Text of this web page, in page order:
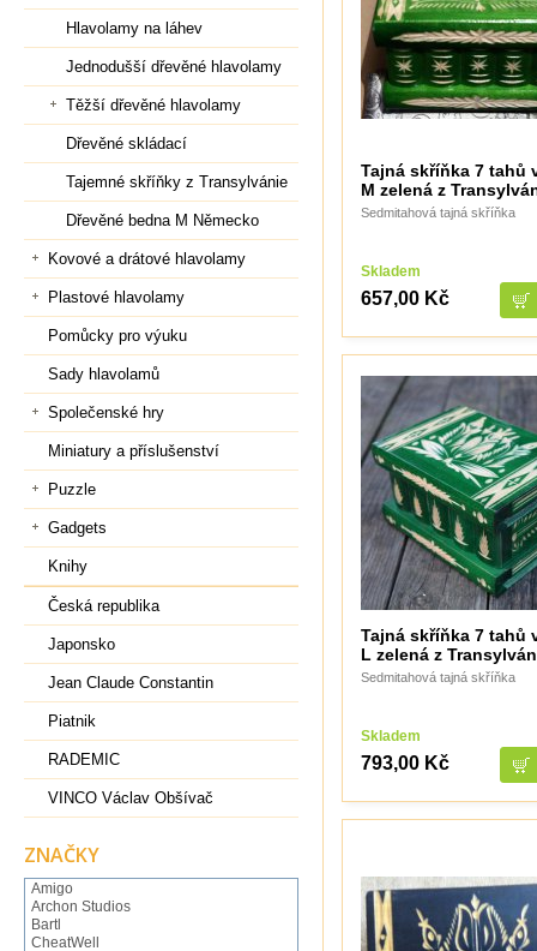
Tajná skříňka 7 tahů
M zelená z
Sedmitahová tajná skříňka
Skladem
657,00 Kč
Tajná skříňka 7 tahů
L zelená z
Sedmitahová tajná skříňka
Skladem
793,00 Kč
Hlavolamy na láhev
Jednodušší dřevěné hlavolamy
Těžší dřevěné hlavolamy
Dřevěné skládací
Tajemné skříňky z Transylvánie
Dřevěné bedna M Německo
Kovové a drátové hlavolamy
Plastové hlavolamy
Pomůcky pro výuku
Sady hlavolamů
Společenské hry
Miniatury a příslušenství
Puzzle
Gadgets
Knihy
Česká republika
Japonsko
Jean Claude Constantin
Piatnik
RADEMIC
VINCO Václav Obšívač
ZNAČKY
Amigo
Archon Studios
Bartl
CheatWell